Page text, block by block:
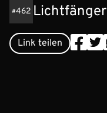
462 Lichtfänger
Link teilen